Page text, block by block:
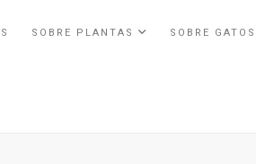
SOBRE PLANTAS SOBRE GATOS